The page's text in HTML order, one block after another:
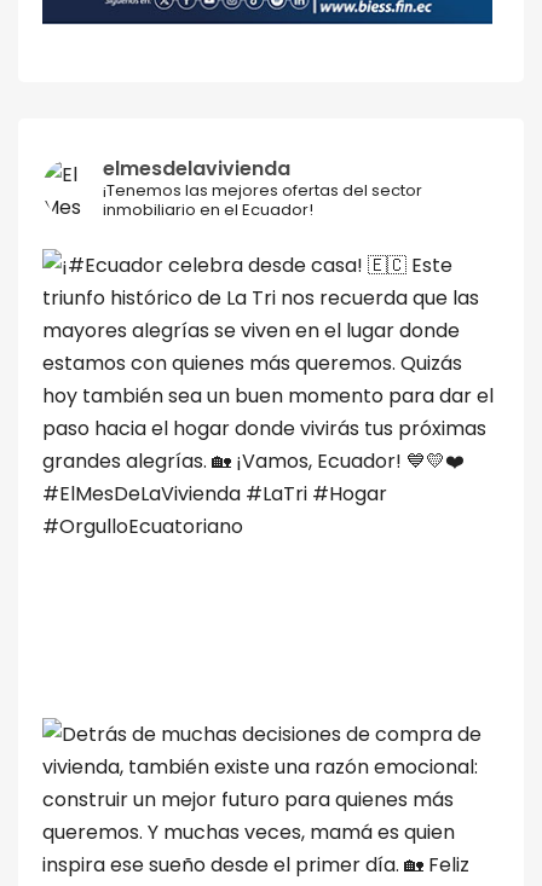
elmesdelavivienda
¡Tenemos las mejores ofertas del sector
inmobiliario en el Ecuador!